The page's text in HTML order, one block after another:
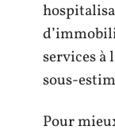
services à
sous-
Pour